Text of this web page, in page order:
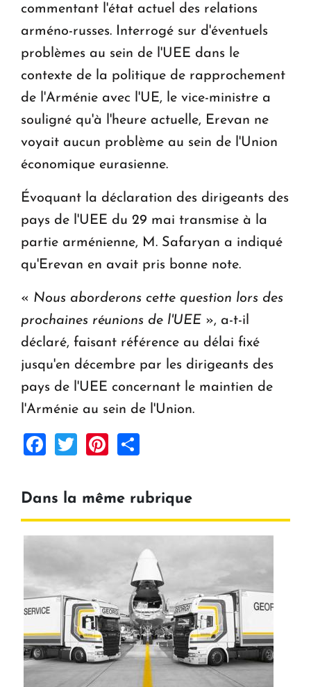
commentant l'état actuel des relations
arméno-russes. Interrogé sur d'éventuels
problèmes au sein de l'UEE dans le
contexte de la politique de rapprochement
de l'Arménie avec l'UE, le vice-ministre a
souligné qu'à l'heure actuelle, Erevan ne
voyait aucun problème au sein de l'Union
économique eurasienne.
Évoquant la déclaration des dirigeants des
pays de l'UEE du 29 mai transmise à la
partie arménienne, M. Safaryan a indiqué
qu'Erevan en avait pris bonne note.
« Nous aborderons cette question lors des
prochaines réunions de l'UEE », a-t-il
déclaré, faisant référence au délai fixé
jusqu'en décembre par les dirigeants des
pays de l'UEE concernant le maintien de
l'Arménie au sein de l'Union.
Facebook
TwitterPinterest
Dans la même rubrique